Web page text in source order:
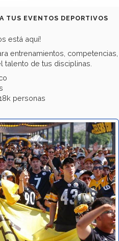
TUS EVENTOS DEPORTIVOS
está aquí!
entrenamientos, competencias,
de tus disciplinas.
personas